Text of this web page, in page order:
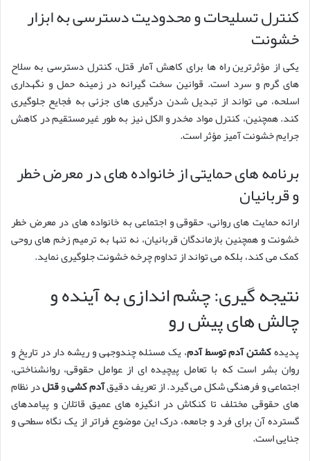
کنترل تسلیحات و محدودیت دسترسی به ابزار
خشونت
یکی از مؤثرترین راه ها برای کاهش آمار قتل، کنترل دسترسی به سلاح
های گرم و سرد است. قوانین سخت گیرانه در زمینه حمل و نگهداری
اسلحه، می تواند از تبدیل شدن درگیری های جزئی به فجایع جلوگیری
کند. همچنین، کنترل مواد مخدر و الکل نیز به طور غیرمستقیم در کاهش
جرایم خشونت آمیز مؤثر است.
برنامه های حمایتی از خانواده های در معرض خطر
و قربانیان
ارائه حمایت های روانی، حقوقی و اجتماعی به خانواده های در معرض خطر
خشونت و همچنین بازماندگان قربانیان، نه تنها به ترمیم زخم های روحی
کمک می کند، بلکه می تواند از تداوم چرخه خشونت جلوگیری نماید.
نتیجه گیری: چشم اندازی به آینده و
چالش های پیش رو
پدیدهکشتن آدم توسط آدم، یک مسئله چندوجهی و ریشه دار در تاریخ و
روان بشر است که با تعامل پیچیده ای از عوامل حقوقی، روانشناختی،
اجتماعی و فرهنگی شکل می گیرد. از تعریف دقیقآدم کشیوقتلدر نظام
های حقوقی مختلف تا کنکاش در انگیزه های عمیق قاتلان و پیامدهای
گسترده آن برای فرد و جامعه، درک این موضوع فراتر از یک نگاه سطحی و
جنایی است.